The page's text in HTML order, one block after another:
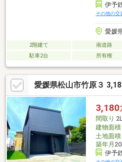
伊予
その他の交
愛媛
2階建て 南道路
駐車2台
所有権
愛媛県松山市竹原３
3,180
間取り
建物面積
土地面積
築年月
伊予